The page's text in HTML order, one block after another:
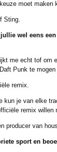
moet maken
wel eens
me echt tof om
Punk te
remix.
je van elke
remix willen
van
sport en